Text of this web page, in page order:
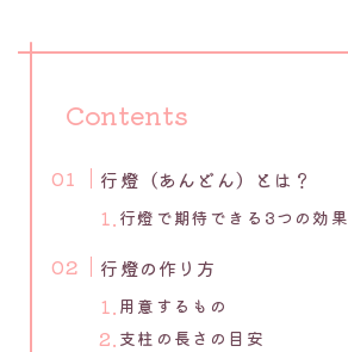
Contents
行燈（あんどん）とは？
行燈で期待できる3つの効果
行燈の作り方
用意するもの
支柱の長さの目安